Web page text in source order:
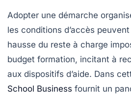
Adopter une démarche
les conditions d’accès
hausse du reste à charge
budget formation, incitant à
aux dispositifs d’aide. Dans
School Business fournit un